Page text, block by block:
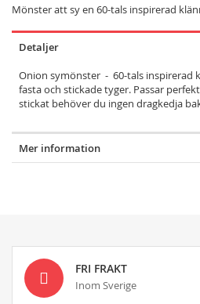
Mönster att sy en 60-tals inspirerad
Detaljer
Onion symönster - 60-tals inspirerad
fasta och stickade tyger. Passar
stickat behöver du ingen dragkedja
Mer information
FRI FRAKT
Inom Sverige